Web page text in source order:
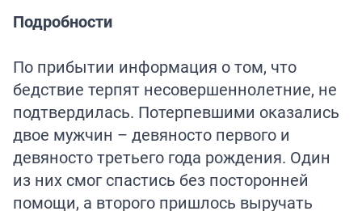
Подробности
По прибытии информация о том, что
бедствие терпят несовершеннолетние, не
подтвердилась. Потерпевшими оказались
двое мужчин – девяносто первого и
девяносто третьего года рождения. Один
из них смог спастись без посторонней
помощи, а второго пришлось выручать